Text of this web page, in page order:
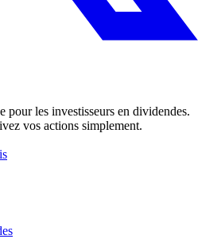
pour les investisseurs en dividendes.
vos actions simplement.